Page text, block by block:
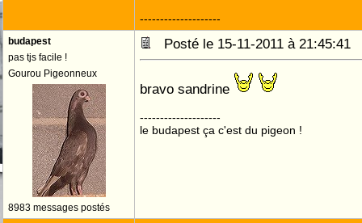
--------------------
budapest
pas tjs facile !
Gourou Pigeonneux
8983 messages postés
Posté le 15-11-2011 à 21:45:41
bravo sandrine
--------------------
le budapest ça c'est du pigeon !